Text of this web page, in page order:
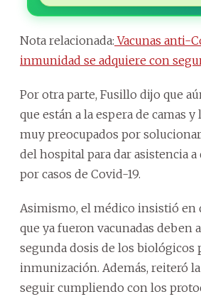
Nota relacionada: Vacunas anti-
inmunidad se adquiere con
Por otra parte, Fusillo dijo que
que están a la espera de camas
muy preocupados por
del hospital para dar asistencia
por casos de Covid-19.
Asimismo, el médico insistió en
que ya fueron vacunadas deben
segunda dosis de los biológicos
inmunización. Además, reiteró
seguir cumpliendo con los